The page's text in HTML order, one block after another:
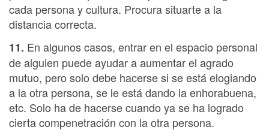
cada persona y cultura. Procura situarte a la
distancia correcta.
11. En algunos casos, entrar en el espacio personal
de alguien puede ayudar a aumentar el agrado
mutuo, pero solo debe hacerse si se está elogiando
a la otra persona, se le está dando la enhorabuena,
etc. Solo ha de hacerse cuando ya se ha logrado
cierta compenetración con la otra persona.